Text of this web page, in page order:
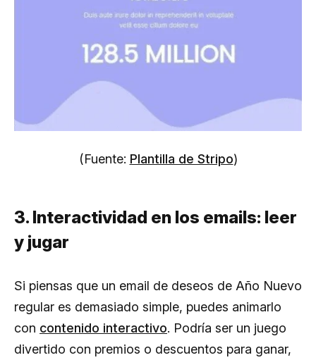
(Fuente: Plantilla de Stripo)
3. Interactividad en los emails: leer
y jugar
Si piensas que un email de deseos de Año Nuevo
regular es demasiado simple, puedes animarlo
con contenido interactivo. Podría ser un juego
divertido con premios o descuentos para ganar,